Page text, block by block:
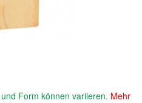
Form können variieren. Mehr